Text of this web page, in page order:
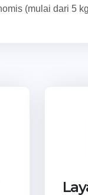
(mulai dari 5